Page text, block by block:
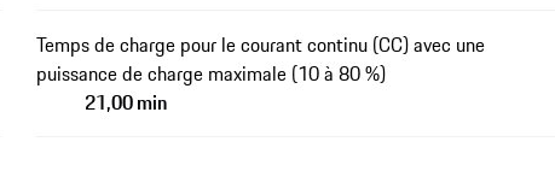
Temps de charge pour le courant continu (CC) avec une
puissance de charge maximale (10 à 80 %)
21,00 min